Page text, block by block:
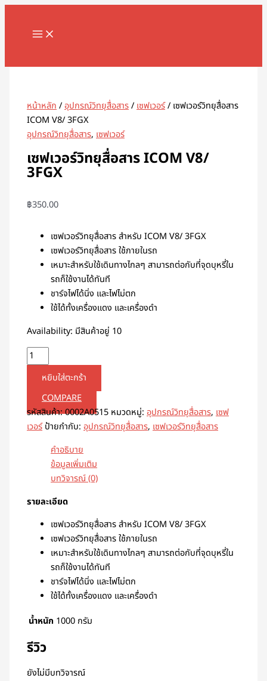
Skip
content
MAIN
หน้าหลัก/อุปกรณ์วิทยุสื่อสาร/เซฟเวอร์/ เซฟเวอร์วิทยุสื่อสาร
ICOM V8/ 3FGX
อุปกรณ์วิทยุสื่อสาร,เซฟเวอร์
เซฟเวอร์วิทยุสื่อสาร ICOM V8/
3FGX
฿350.00
เซฟเวอร์วิทยุสื่อสาร สำหรับ ICOM V8/ 3FGX
เซฟเวอร์วิทยุสื่อสาร ใช้ภายในรถ
เหมาะสำหรับใช้เดินทางไกลๆ สามารถต่อกับที่จุดบุหรี่ใน
รถก็ใช้งานได้ทันที
ชาร์จไฟได้นิ่ง และไฟไม่ตก
ใช้ได้ทั้งเครื่องแดง และเครื่องดำ
Availability: มีสินค้าอยู่ 10
จำนวน
เวอร์
สื่อสาร
3FGX
ชิ้น
หยิบใส่ตะกร้า
COMPARE
รหัสสินค้า:0002A0515 หมวดหมู่:อุปกรณ์วิทยุสื่อสาร,เซฟ
เวอร์ ป้ายกำกับ:อุปกรณ์วิทยุสื่อสาร,เซฟเวอร์วิทยุสื่อสาร
คำอธิบาย
ข้อมูลเพิ่มเติม
บทวิจารณ์ (0)
รายละเอียด
เซฟเวอร์วิทยุสื่อสาร สำหรับ ICOM V8/ 3FGX
เซฟเวอร์วิทยุสื่อสาร ใช้ภายในรถ
เหมาะสำหรับใช้เดินทางไกลๆ สามารถต่อกับที่จุดบุหรี่ใน
รถก็ใช้งานได้ทันที
ชาร์จไฟได้นิ่ง และไฟไม่ตก
ใช้ได้ทั้งเครื่องแดง และเครื่องดำ
น้ำหนัก 1000 กรัม
รีวิว
ยังไม่มีบทวิจารณ์